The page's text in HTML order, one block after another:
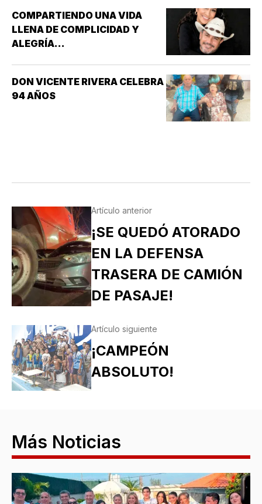
COMPARTIENDO UNA VIDA
LLENA DE COMPLICIDAD Y
ALEGRÍA...
DON VICENTE RIVERA CELEBRA
94 AÑOS
Artículo anterior
¡SE QUEDÓ ATORADO
EN LA DEFENSA
TRASERA DE CAMIÓN
DE PASAJE!
Artículo siguiente
¡CAMPEÓN
ABSOLUTO!
Más Noticias